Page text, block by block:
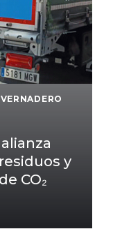
y
CO₂